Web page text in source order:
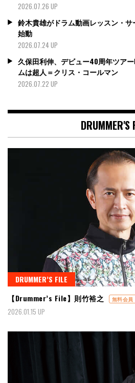
2026.07.26 UP
鈴木貴雄がドラム動画レッスン・サ
始動
2026.07.24 UP
久保田利伸、デビュー40周年ツア
ムは超人＝クリス・コールマン
2026.07.22 UP
DRUMMER'S
DRUMMER’S FILE
【Drummer’s File】則竹裕之
無料会員
2026.01.15 UP